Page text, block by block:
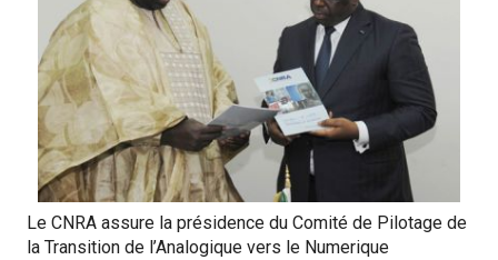
Le CNRA assure la présidence du Comité de Pilotage de
la Transition de l’Analogique vers le Numerique